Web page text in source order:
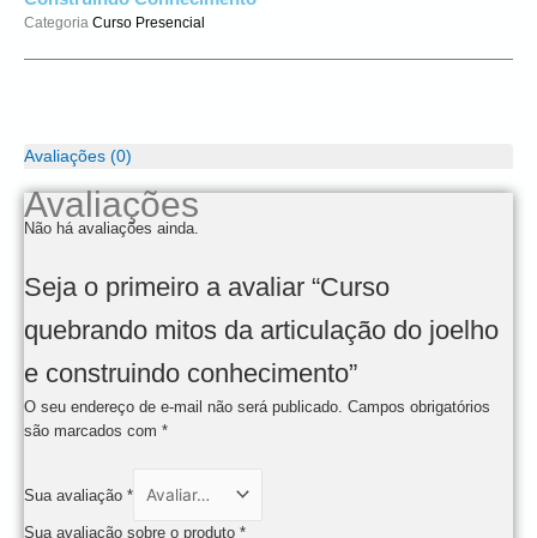
Categoria Curso Presencial
Avaliações (0)
Avaliações
Não há avaliações ainda.
Seja o primeiro a avaliar “Curso
quebrando mitos da articulação do joelho
e construindo conhecimento”
O seu endereço de e-mail não será publicado. Campos obrigatórios
são marcados com *
Sua avaliação *
Sua avaliação sobre o produto *